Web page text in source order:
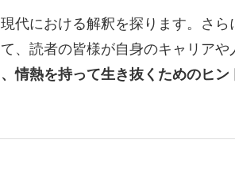
代における解釈を探ります。さ
、読者の皆様が自身のキャリア
情熱を持って生き抜くためのヒ